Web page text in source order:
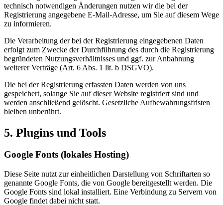
technisch notwendigen Änderungen nutzen wir die bei der
Registrierung angegebene E-Mail-Adresse, um Sie auf diesem Wege
zu informieren.
Die Verarbeitung der bei der Registrierung eingegebenen Daten
erfolgt zum Zwecke der Durchführung des durch die Registrierung
begründeten Nutzungsverhältnisses und ggf. zur Anbahnung
weiterer Verträge (Art. 6 Abs. 1 lit. b DSGVO).
Die bei der Registrierung erfassten Daten werden von uns
gespeichert, solange Sie auf dieser Website registriert sind und
werden anschließend gelöscht. Gesetzliche Aufbewahrungsfristen
bleiben unberührt.
5. Plugins und Tools
Google Fonts (lokales Hosting)
Diese Seite nutzt zur einheitlichen Darstellung von Schriftarten so
genannte Google Fonts, die von Google bereitgestellt werden. Die
Google Fonts sind lokal installiert. Eine Verbindung zu Servern von
Google findet dabei nicht statt.